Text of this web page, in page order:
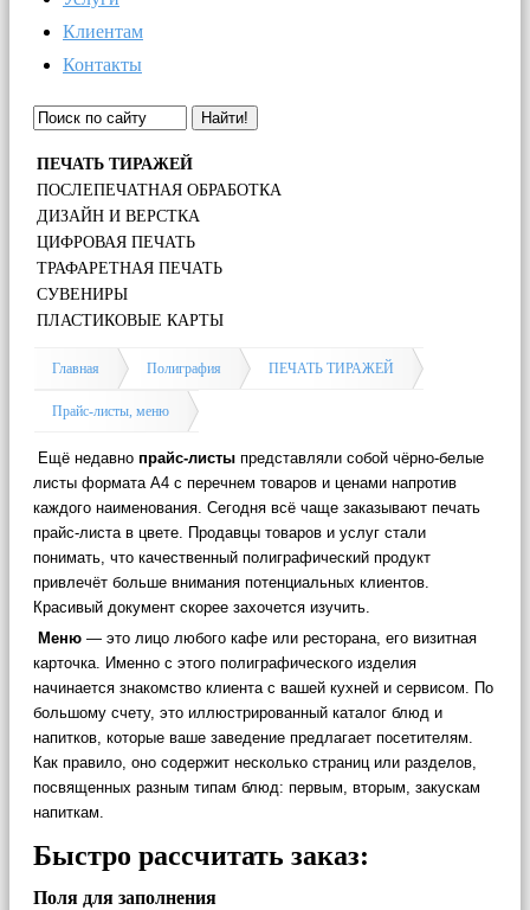
Клиентам
Контакты
Найти!
ПЕЧАТЬ ТИРАЖЕЙ
ПОСЛЕПЕЧАТНАЯ ОБРАБОТКА
ДИЗАЙН И ВЕРСТКА
ЦИФРОВАЯ ПЕЧАТЬ
ТРАФАРЕТНАЯ ПЕЧАТЬ
СУВЕНИРЫ
ПЛАСТИКОВЫЕ КАРТЫ
Главная Полиграфия ПЕЧАТЬ ТИРАЖЕЙ
Прайс-листы, меню
Ещё недавно прайс-листы представляли собой чёрно-белые
листы формата А4 с перечнем товаров и ценами напротив
каждого наименования. Сегодня всё чаще заказывают печать
прайс-листа в цвете. Продавцы товаров и услуг стали
понимать, что качественный полиграфический продукт
привлечёт больше внимания потенциальных клиентов.
Красивый документ скорее захочется изучить.
Меню — это лицо любого кафе или ресторана, его визитная
карточка. Именно с этого полиграфического изделия
начинается знакомство клиента с вашей кухней и сервисом. По
большому счету, это иллюстрированный каталог блюд и
напитков, которые ваше заведение предлагает посетителям.
Как правило, оно содержит несколько страниц или разделов,
посвященных разным типам блюд: первым, вторым, закускам
напиткам.
Быстро рассчитать заказ:
Поля для заполнения